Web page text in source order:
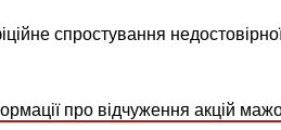
спростування